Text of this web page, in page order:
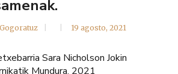
19 agosto, 2021
Sara Nicholson Jokin
Mundura. 2021